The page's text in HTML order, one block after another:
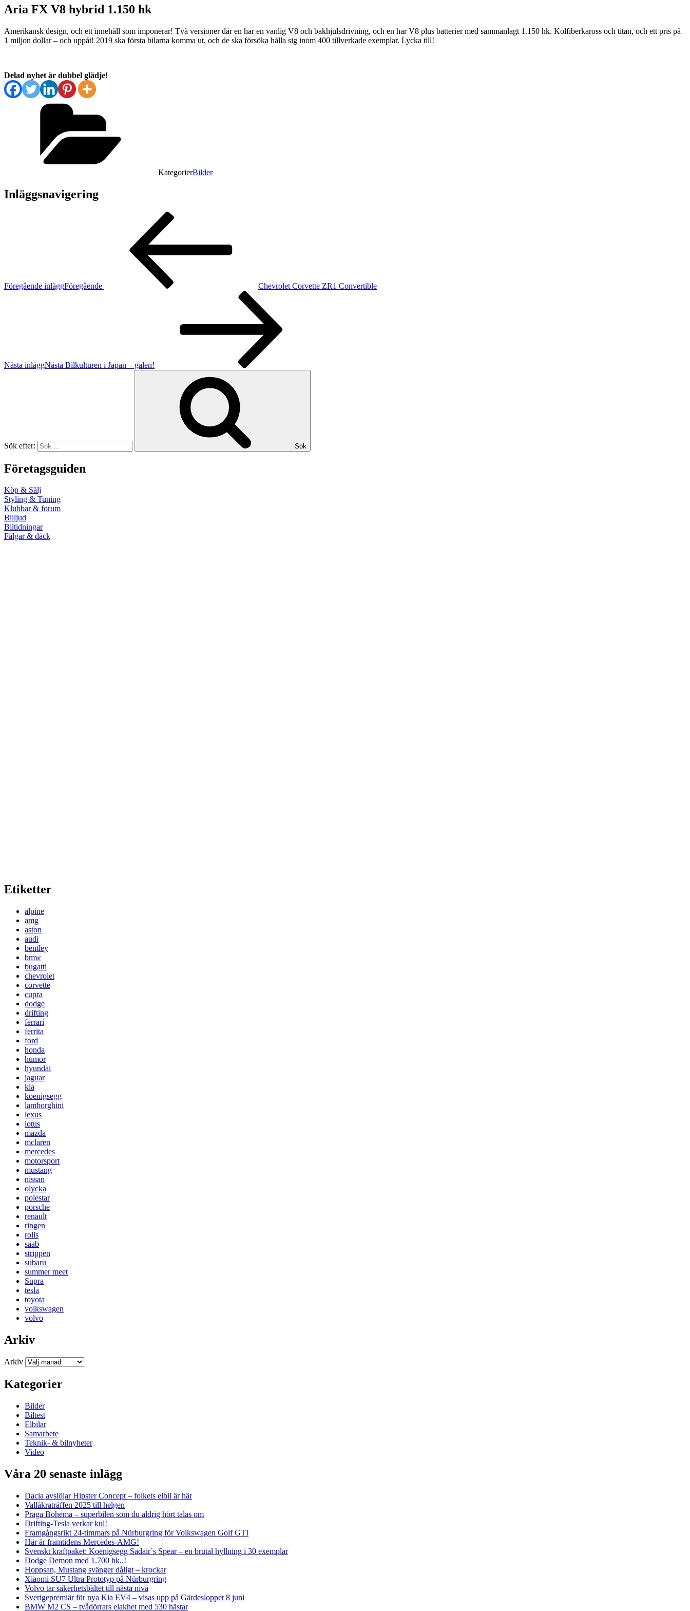
Aria FX V8 hybrid 1.150 hk
Amerikansk design, och ett innehåll som imponerar! Två versioner där en har en vanlig V8 och bakhjulsdrivning, och en har V8 plus batterier med sammanlagt 1.150 hk. Kolfiberkaross och titan, och ett pris på
1 miljon dollar – och uppåt! 2019 ska första bilarna komma ut, och de ska försöka hålla sig inom 400 tillverkade exemplar. Lycka till!
Delad nyhet är dubbel glädje!
KategorierBilder
Inläggsnavigering
Föregående inläggFöregående Chevrolet Corvette ZR1 Convertible
Nästa inläggNästa Bilkulturen i Japan – galen!
Sök efter: Sök
Företagsguiden
Köp & Sälj
Styling & Tuning
Klubbar & forum
Billjud
Biltidningar
Fälgar & däck
Etiketter
alpine
amg
aston
audi
bentley
bmw
bugatti
chevrolet
corvette
cupra
dodge
drifting
ferrari
ferrita
ford
honda
humor
hyundai
jaguar
kia
koenigsegg
lamborghini
lexus
lotus
mazda
mclaren
mercedes
motorsport
mustang
nissan
olycka
polestar
porsche
renault
ringen
rolls
saab
strippen
subaru
summer meet
Supra
tesla
toyota
volkswagen
volvo
Arkiv
Arkiv
Kategorier
Bilder
Biltest
Elbilar
Samarbete
Teknik- & bilnyheter
Video
Våra 20 senaste inlägg
Dacia avslöjar Hipster Concept – folkets elbil är här
Vallåkraträffen 2025 till helgen
Praga Bohema – superbilen som du aldrig hört talas om
Drifting-Tesla verkar kul!
Framgångsrikt 24-timmars på Nürburgring för Volkswagen Golf GTI
Här är framtidens Mercedes-AMG!
Svenskt kraftpaket: Koenigsegg Sadair´s Spear – en brutal hyllning i 30 exemplar
Dodge Demon med 1.700 hk..!
Hoppsan, Mustang svänger dåligt – krockar
Xiaomi SU7 Ultra Prototyp på Nürburgring
Volvo tar säkerhetsbältet till nästa nivå
Sverigepremiär för nya Kia EV4 – visas upp på Gärdesloppet 8 juni
BMW M2 CS – tvådörrars elakhet med 530 hästar